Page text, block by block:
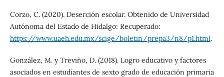
Corzo, C. (2020). Deserción escolar. Obtenido de Universidad
Autónoma del Estado de Hidalgo: Recuperado:
https://www.uaeh.edu.mx/scige/boletin/prepa3/n8/p1.html.
González, M. y Treviño, D. (2018). Logro educativo y factores
asociados en estudiantes de sexto grado de educación primaria